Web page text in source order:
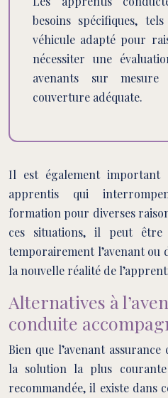
besoins spécifiques,
véhicule adapté pour
nécessiter une
avenants sur
couverture adéquate.
Il est également important
apprentis qui
formation pour diverses
ces situations, il peut être
temporairement l’avenant
la nouvelle réalité de
Alternatives à
conduite
Bien que l’avenant
la solution la plus
recommandée, il existe dans